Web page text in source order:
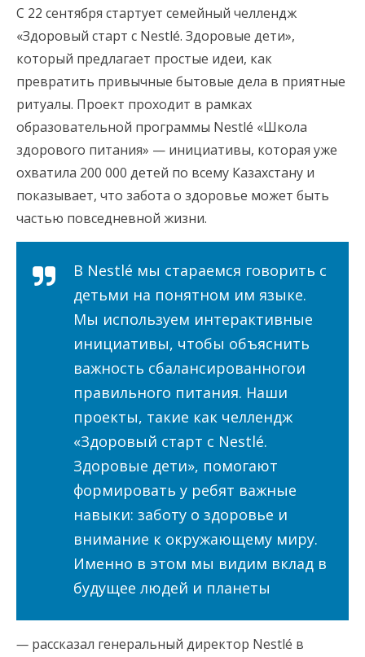
С 22 сентября стартует семейный челлендж
«Здоровый старт с Nestlé. Здоровые дети»,
который предлагает простые идеи, как
превратить привычные бытовые дела в приятные
ритуалы. Проект проходит в рамках
образовательной программы Nestlé «Школа
здорового питания» — инициативы, которая уже
охватила 200 000 детей по всему Казахстану и
показывает, что забота о здоровье может быть
частью повседневной жизни.
В Nestlé мы стараемся говорить с
детьми на понятном им языке.
Мы используем интерактивные
инициативы, чтобы объяснить
важность сбалансированногои
правильного питания. Наши
проекты, такие как челлендж
«Здоровый старт с Nestlé.
Здоровые дети», помогают
формировать у ребят важные
навыки: заботу о здоровье и
внимание к окружающему миру.
Именно в этом мы видим вклад в
будущее людей и планеты
— рассказал генеральный директор Nestlé в